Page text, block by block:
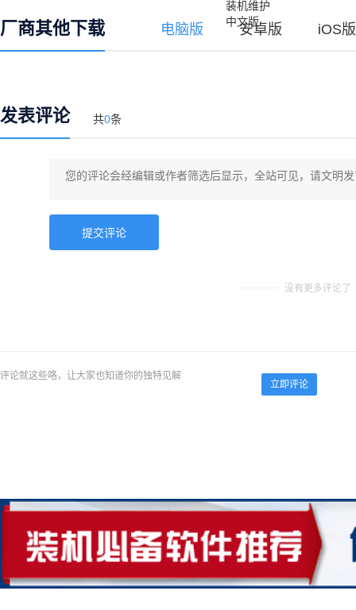
厂商其他下载 电脑版 安卓版 iOS版
发表评论 共0条
没有更多评论了
评论就这些咯，让大家也知道你的独特见解
立即评论